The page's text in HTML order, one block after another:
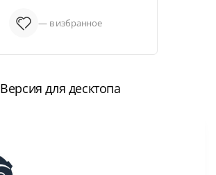
— в избранное
Версия для десктопа